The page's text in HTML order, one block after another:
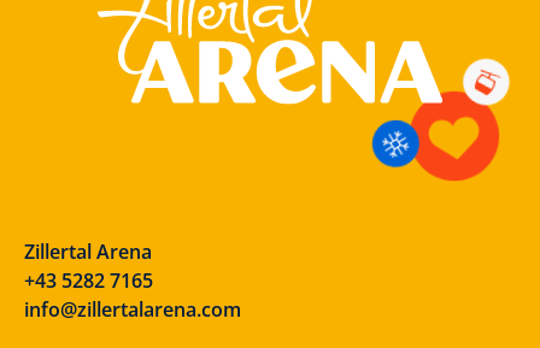
Zillertal Arena
+43 5282 7165
info@zillertalarena.com